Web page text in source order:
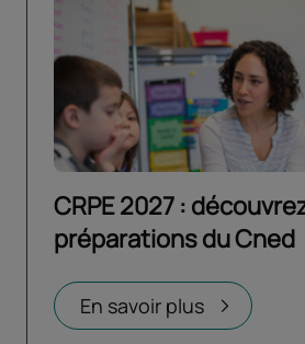
CRPE 2027 :
préparations du Cned
En savoir plus
Ouvrir dans un nouvel onglet